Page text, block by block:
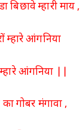
बिछावे म्हारी माय ,
म्हारे आंगनिया
आंगनिया ||
गोबर मंगावा ,